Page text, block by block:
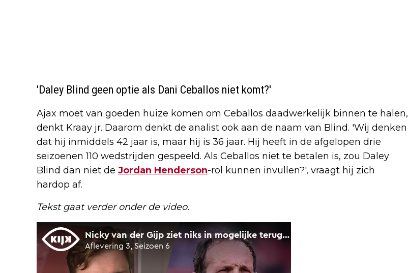
'Daley Blind geen optie als Dani Ceballos niet komt?'
Ajax moet van goeden huize komen om Ceballos daadwerkelijk binnen te halen,
denkt Kraay jr. Daarom denkt de analist ook aan de naam van Blind. 'Wij denken
dat hij inmiddels 42 jaar is, maar hij is 36 jaar. Hij heeft in de afgelopen drie
seizoenen 110 wedstrijden gespeeld. Als Ceballos niet te betalen is, zou Daley
Blind dan niet de Jordan Henderson-rol kunnen invullen?', vraagt hij zich
hardop af.
Tekst gaat verder onder de video.